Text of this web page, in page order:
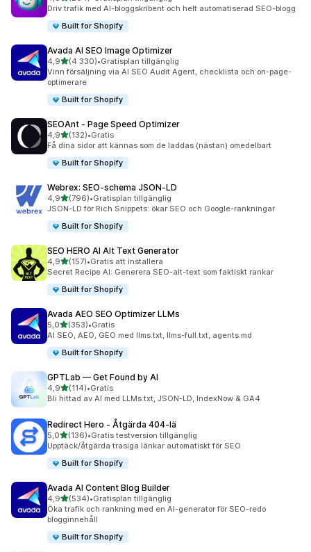
204 recensioner totalt
Driv trafik med AI-bloggskribent och helt automatiserad SEO-blogg
Built for Shopify
Avada AI SEO Image Optimizer
4,9av 5 stjärnor
(4 330)
4330 recensioner totalt
•Gratisplan tillgänglig
Vinn försäljning via AI SEO Audit Agent, checklista och on-page-
optimerare
Built for Shopify
SEOAnt ‑ Page Speed Optimizer
4,9av 5 stjärnor
(132)
132 recensioner totalt
•Gratis
Få dina sidor att kännas som de laddas (nästan) omedelbart
Built for Shopify
Webrex: SEO‑schema JSON‑LD
4,9av 5 stjärnor
(796)
796 recensioner totalt
•Gratisplan tillgänglig
JSON-LD för Rich Snippets: ökar SEO och Google-rankningar
Built for Shopify
SEO HERO AI Alt Text Generator
4,9av 5 stjärnor
(157)
157 recensioner totalt
•Gratis att installera
Secret Recipe AI: Generera SEO-alt-text som faktiskt rankar
Built for Shopify
Avada AEO SEO Optimizer LLMs
5,0av 5 stjärnor
(353)
353 recensioner totalt
•Gratis
AI SEO, AEO, GEO med llms.txt, llms-full.txt, agents.md
Built for Shopify
GPTLab — Get Found by AI
4,9av 5 stjärnor
(114)
114 recensioner totalt
•Gratis
Bli hittad av AI med LLMs.txt, JSON-LD, IndexNow & GA4
Redirect Hero ‑ Åtgärda 404‑lä
5,0av 5 stjärnor
(136)
136 recensioner totalt
•Gratis testversion tillgänglig
Upptäck/åtgärda trasiga länkar automatiskt för SEO
Built for Shopify
Avada AI Content Blog Builder
4,9av 5 stjärnor
(534)
534 recensioner totalt
•Gratisplan tillgänglig
Öka trafik och rankning med en AI-generator för SEO-redo
blogginnehåll
Built for Shopify